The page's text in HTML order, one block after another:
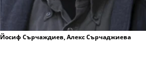
Йосиф Сърчаждиев, Алекс Сърчаджиева